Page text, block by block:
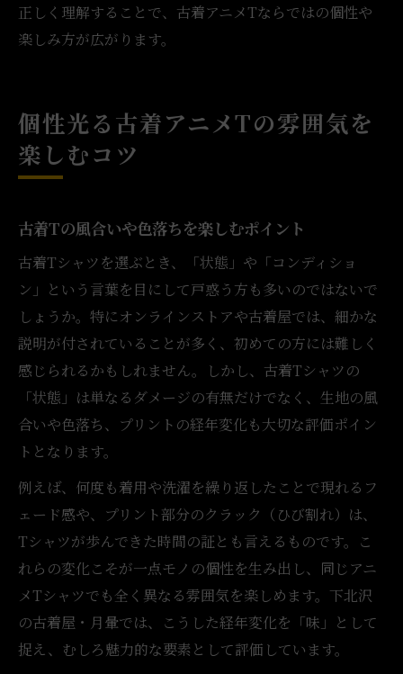
正しく理解することで、古着アニメTならではの個性や
楽しみ方が広がります。
個性光る古着アニメTの雰囲気を
楽しむコツ
古着Tの風合いや色落ちを楽しむポイント
古着Tシャツを選ぶとき、「状態」や「コンディショ
ン」という言葉を目にして戸惑う方も多いのではないで
しょうか。特にオンラインストアや古着屋では、細かな
説明が付されていることが多く、初めての方には難しく
感じられるかもしれません。しかし、古着Tシャツの
「状態」は単なるダメージの有無だけでなく、生地の風
合いや色落ち、プリントの経年変化も大切な評価ポイン
トとなります。
例えば、何度も着用や洗濯を繰り返したことで現れるフ
ェード感や、プリント部分のクラック（ひび割れ）は、
Tシャツが歩んできた時間の証とも言えるものです。こ
れらの変化こそが一点モノの個性を生み出し、同じアニ
メTシャツでも全く異なる雰囲気を楽しめます。下北沢
の古着屋・月暈では、こうした経年変化を「味」として
捉え、むしろ魅力的な要素として評価しています。